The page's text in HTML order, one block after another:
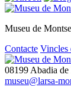
Museu de
Contacte Vincles
08199 Abadia
museu@larsa-